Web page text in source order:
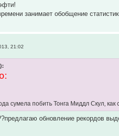
занимает обобщение
21:02
сумела побить Тонга Миддл Скул,
обновление рекордов